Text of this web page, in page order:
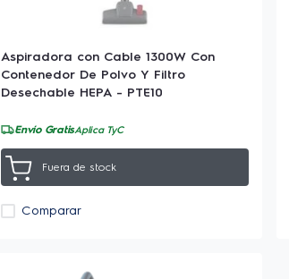
Aspiradora con Cable 1300W Con
Contenedor De Polvo Y Filtro
Desechable HEPA - PTE10
Envío GratisAplica TyC
Fuera de stock
Comparar